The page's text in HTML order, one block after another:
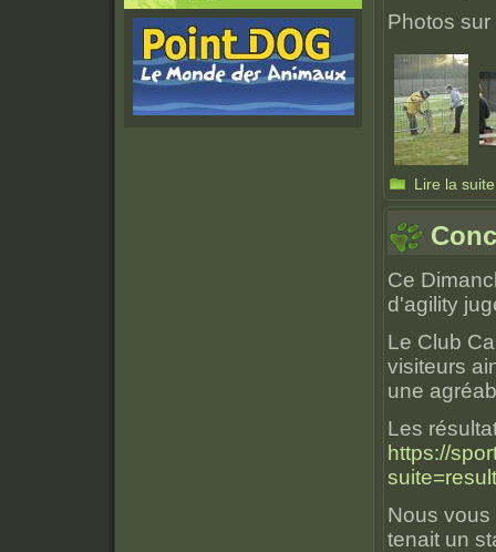
Photos
Lire la suite
Ce
d'agility
Le Club
visiteurs
une
Les
https://
Nous vous
tenait un